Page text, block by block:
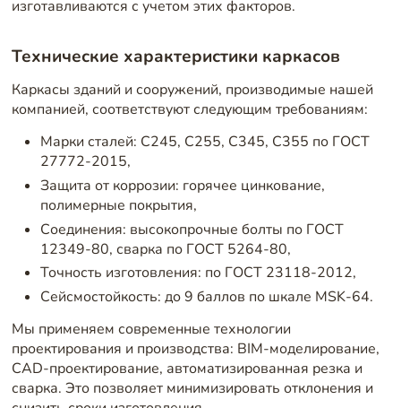
изготавливаются с учетом этих факторов.
Технические характеристики каркасов
Каркасы зданий и сооружений, производимые нашей
компанией, соответствуют следующим требованиям:
Марки сталей: С245, С255, С345, С355 по ГОСТ
27772-2015,
Защита от коррозии: горячее цинкование,
полимерные покрытия,
Соединения: высокопрочные болты по ГОСТ
12349-80, сварка по ГОСТ 5264-80,
Точность изготовления: по ГОСТ 23118-2012,
Сейсмостойкость: до 9 баллов по шкале MSK-64.
Мы применяем современные технологии
проектирования и производства: BIM-моделирование,
CAD-проектирование, автоматизированная резка и
сварка. Это позволяет минимизировать отклонения и